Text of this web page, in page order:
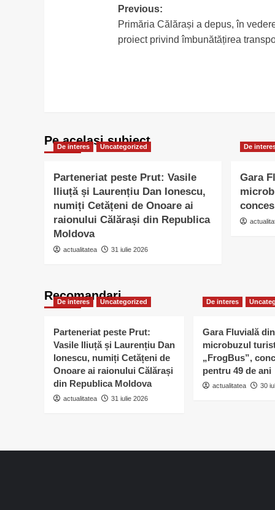
Post
navigation
Previous:
Primăria Călărași a depus, în
proiect privind îmbunătățirea
Pe acelasi subiect
De interes Uncategorized
Parteneriat peste Prut: Vasile
Iliuță și Laurențiu Dan Ionescu,
numiți Cetățeni de Onoare ai
raionului Călărași din Republica
Moldova
actualitatea 31 iulie 2026
De
Gara
Recomandari
De interes Uncategorized
Parteneriat peste Prut:
Vasile Iliuță și Laurențiu Dan
Ionescu, numiți Cetățeni de
Onoare ai raionului Călărași
din Republica Moldova
actualitatea 31 iulie 2026
De interes
Gara Fluvială
microbuzul
„FrogBus”,
pentru 49 de ani
actualitatea 30